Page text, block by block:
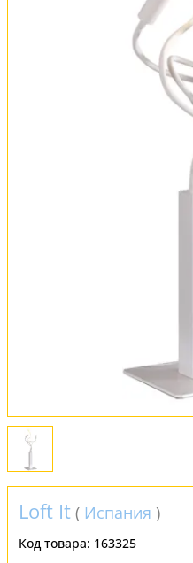
Оплата и доставка
Обмен и возврат
Loft It ( Испания )
Код товара: 163325